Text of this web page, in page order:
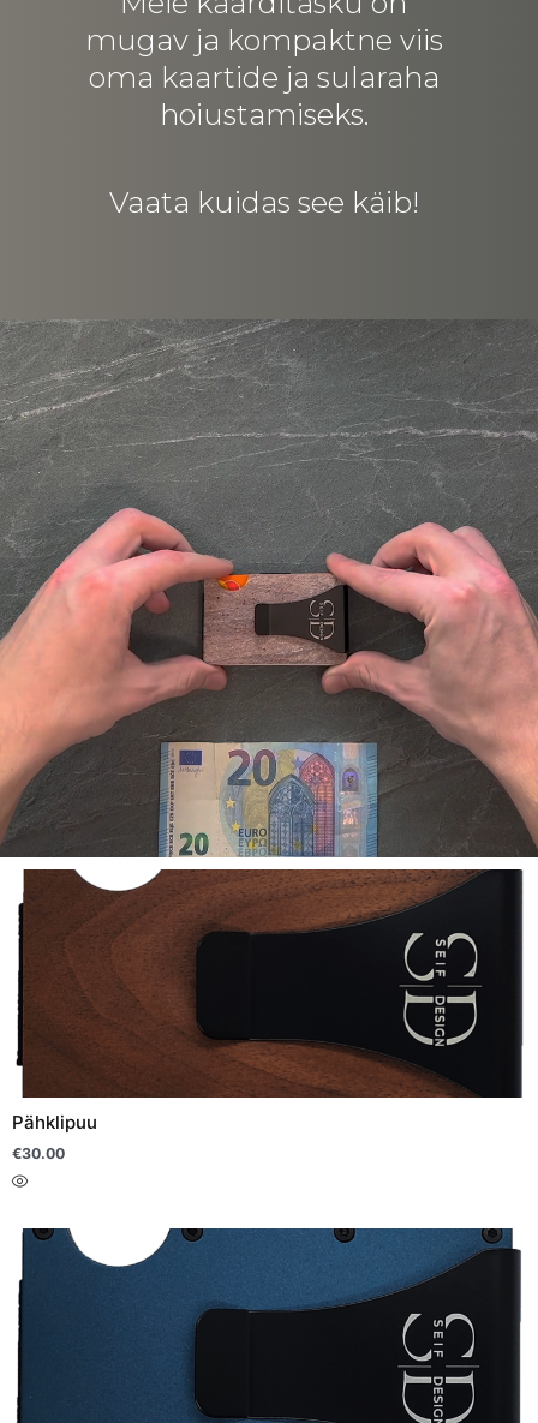
mugav ja kompaktne viis
oma kaartide ja sularaha
hoiustamiseks.
Vaata kuidas see käib!
Pähklipuu
€30.00